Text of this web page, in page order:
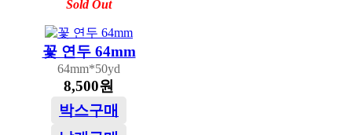
Sold Out
꽃 연두 64mm
64mm*50yd
8,500원
박스구매